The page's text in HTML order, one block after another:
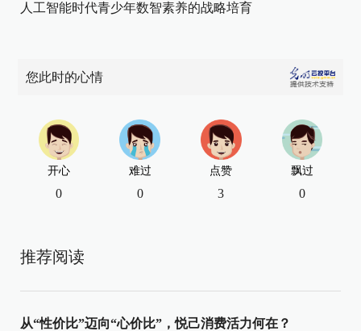
人工智能时代青少年数智素养的战略培育
您此时的心情
开心
0
难过
0
点赞
3
飘过
0
推荐阅读
从“性价比”迈向“心价比”，悦己消费活力何在？